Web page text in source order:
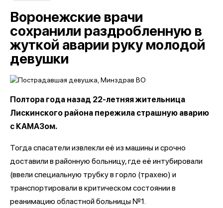
Воронежские врачи
сохранили раздробленную в
жуткой аварии руку молодой
девушки
Полтора года назад 22-летняя жительница
Лискинского района пережила страшную аварию
с КАМАЗом.
Тогда спасатели извлекли её из машины и срочно
доставили в районную больницу, где её интубировали
(ввели специальную трубку в горло (трахею) и
транспортировали в критическом состоянии в
реанимацию областной больницы №1.